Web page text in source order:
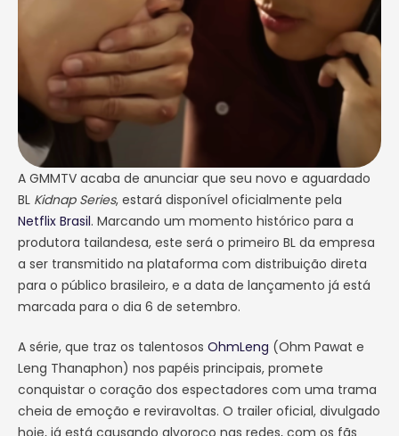
A GMMTV acaba de anunciar que seu novo e aguardado
BL Kidnap Series, estará disponível oficialmente pela
Netflix Brasil. Marcando um momento histórico para a
produtora tailandesa, este será o primeiro BL da empresa
a ser transmitido na plataforma com distribuição direta
para o público brasileiro, e a data de lançamento já está
marcada para o dia 6 de setembro.
A série, que traz os talentosos OhmLeng (Ohm Pawat e
Leng Thanaphon) nos papéis principais, promete
conquistar o coração dos espectadores com uma trama
cheia de emoção e reviravoltas. O trailer oficial, divulgado
hoje, já está causando alvoroço nas redes, com os fãs